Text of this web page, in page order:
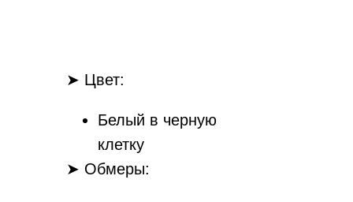
➤ Цвет:
Белый в черную
клетку
➤ Обмеры: